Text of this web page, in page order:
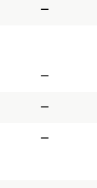
—
—
—
—